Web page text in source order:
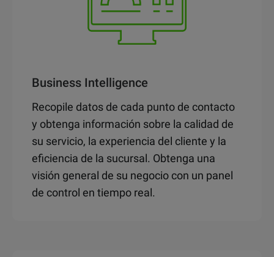
Business Intelligence
Recopile datos de cada punto de contacto
y obtenga información sobre la calidad de
su servicio, la experiencia del cliente y la
eficiencia de la sucursal. Obtenga una
visión general de su negocio con un panel
de control en tiempo real.